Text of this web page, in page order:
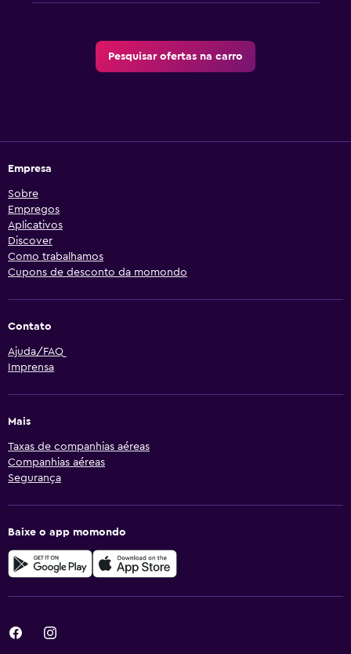
Pesquisar ofertas na carro
Empresa
Sobre
Empregos
Aplicativos
Discover
Como trabalhamos
Cupons de desconto da momondo
Contato
Ajuda/FAQ
Imprensa
Mais
Taxas de companhias aéreas
Companhias aéreas
Segurança
Baixe o app momondo